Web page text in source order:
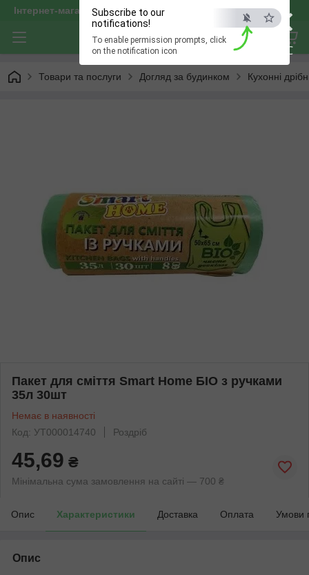
×
ESC
Subscribe to our
notifications!
To enable permission prompts, click
on the notification icon
Інтернет-магазин "optservis"
Товари та послуги Догляд за будинком Кухонні
Пакет для сміття Smart Home БІО з ручками
35л 30шт
Немає в наявності
Код: УТ000014740
Роздріб
45,69 ₴
Мінімальна сума замовлення на сайті — 700 ₴
Опис Характеристики Доставка Оплата Умови
Опис